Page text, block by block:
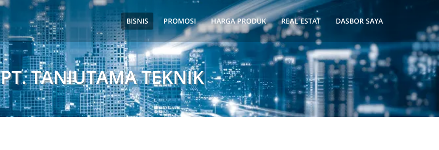
BISNIS PROMOSI HARGA PRODUK REAL ESTAT DASBOR SAYA
PT. TANIUTAMA TEKNIK